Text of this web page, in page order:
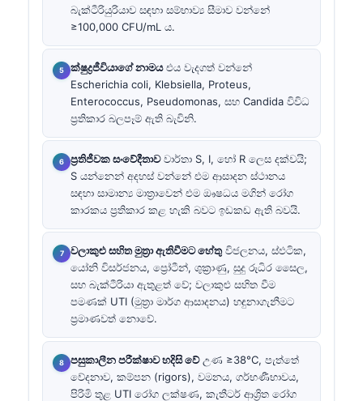
බැක්ටීරියුරියාව සඳහා සම්භාව්‍ය සීමාව වන්නේ
≥100,000 CFU/mL ය.
ක්ෂුද්‍රජීවියාගේ නාමයඑය වැදගත් වන්නේ
Escherichia coli, Klebsiella, Proteus,
Enterococcus, Pseudomonas, සහ Candida විවිධ
ප්‍රතිකාර බලපෑම් ඇති බැවිනි.
ප්‍රතිජීවක සංවේදීතාවවාර්තා S, I, හෝ R ලෙස දක්වයි;
S යන්නෙන් අදහස් වන්නේ එම ආසාදන ස්ථානය
සඳහා සාමාන්‍ය මාත්‍රාවෙන් එම ඖෂධය මගින් රෝග
කාරකය ප්‍රතිකාර කළ හැකි බවට ඉඩකඩ ඇති බවයි.
වලාකුළු සහිත මුත්‍රා ඇතිවීමට හේතුවිජලනය, ස්ඵටික,
යෝනි විසර්ජනය, ප්‍රෝටීන්, ශුක්‍රාණු, සුදු රුධිර සෛල,
සහ බැක්ටීරියා ඇතුළත් වේ; වලාකුළු සහිත වීම
පමණක් UTI (මුත්‍රා මාර්ග ආසාදනය) හඳුනාගැනීමට
ප්‍රමාණවත් නොවේ.
පසුකාලීන පරීක්ෂාව හදිසි වේඋණ ≥38°C, පැත්තේ
වේදනාව, කම්පන (rigors), වමනය, ගර්භණීභාවය,
පිරිමි තුළ UTI රෝග ලක්ෂණ, කැතීටර් ආශ්‍රිත රෝග